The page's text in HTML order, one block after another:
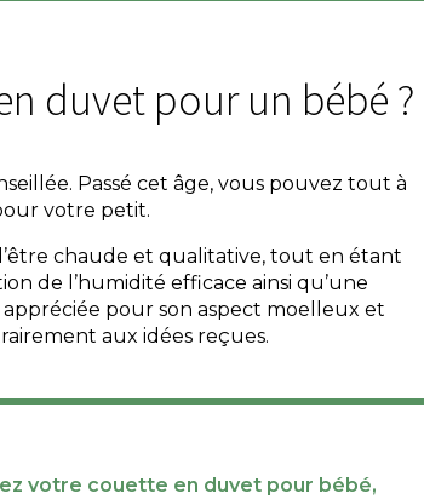
duvet pour un bébé ?
Passé cet âge, vous pouvez tout à
votre petit.
chaude et qualitative, tout en étant
de l’humidité efficace ainsi qu’une
pour son aspect moelleux et
aux idées reçues.
votre couette en duvet pour bébé,